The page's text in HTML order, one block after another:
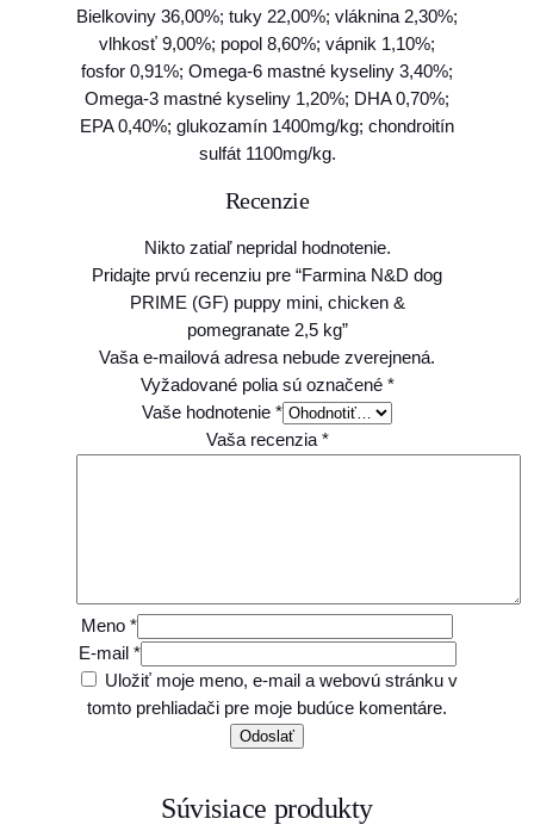
&
p
o
m
e
n
a
t
2
,
5
g
Bielkoviny 36,00%; tuky 22,00%; vláknina 2,30%;
vlhkosť 9,00%; popol 8,60%; vápnik 1,10%;
fosfor 0,91%; Omega-6 mastné kyseliny 3,40%;
Omega-3 mastné kyseliny 1,20%; DHA 0,70%;
EPA 0,40%; glukozamín 1400mg/kg; chondroitín
sulfát 1100mg/kg.
Recenzie
Nikto zatiaľ nepridal hodnotenie.
Pridajte prvú recenziu pre “Farmina N&D dog
PRIME (GF) puppy mini, chicken &
pomegranate 2,5 kg”
Vaša e-mailová adresa nebude zverejnená.
Vyžadované polia sú označené *
Vaše hodnotenie *
Vaša recenzia *
Meno *
E-mail *
Uložiť moje meno, e-mail a webovú stránku v
tomto prehliadači pre moje budúce komentáre.
Súvisiace produkty